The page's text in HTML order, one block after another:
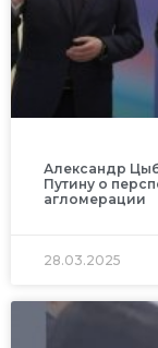
Александр
Путину о
агломерации
28.03.2025